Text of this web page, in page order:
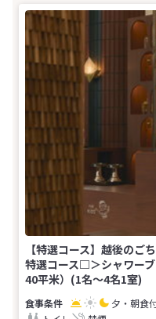
【特選コース】越後のご
特選コース□＞シャワー
40平米）(1名～4名1室)
夕・朝食